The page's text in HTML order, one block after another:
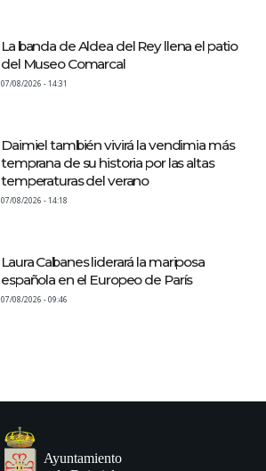
La banda de Aldea del Rey llena el patio
del Museo Comarcal
07/08/2026 - 14:31
Daimiel también vivirá la vendimia más
temprana de su historia por las altas
temperaturas del verano
07/08/2026 - 14:18
Laura Cabanes liderará la mariposa
española en el Europeo de París
07/08/2026 - 09:46